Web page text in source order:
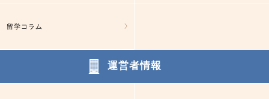
留学コラム
運営者情報